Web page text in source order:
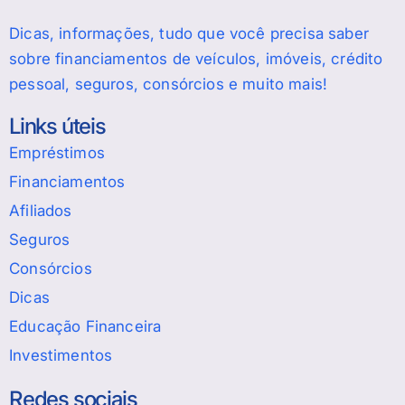
Dicas, informações, tudo que você precisa saber
sobre financiamentos de veículos, imóveis, crédito
pessoal, seguros, consórcios e muito mais!
Links úteis
Empréstimos
Financiamentos
Afiliados
Seguros
Consórcios
Dicas
Educação Financeira
Investimentos
Redes sociais